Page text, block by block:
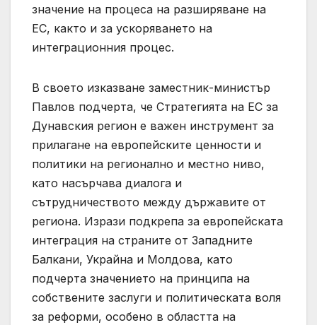
значение на процеса на разширяване на
ЕС, както и за ускоряването на
интеграционния процес.
В своето изказване заместник-министър
Павлов подчерта, че Стратегията на ЕС за
Дунавския регион е важен инструмент за
прилагане на европейските ценности и
политики на регионално и местно ниво,
като насърчава диалога и
сътрудничеството между държавите от
региона. Изрази подкрепа за европейската
интеграция на страните от Западните
Балкани, Украйна и Молдова, като
подчерта значението на принципа на
собствените заслуги и политическата воля
за реформи, особено в областта на